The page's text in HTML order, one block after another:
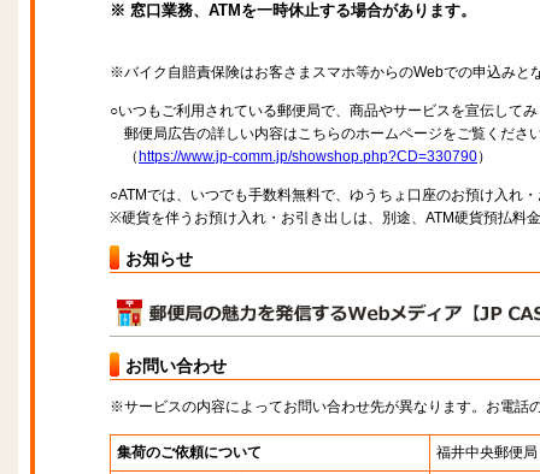
※ 窓口業務、ATMを一時休止する場合があります。
※バイク自賠責保険はお客さまスマホ等からのWebでの申込みと
○いつもご利用されている郵便局で、商品やサービスを宣伝して
郵便局広告の詳しい内容はこちらのホームページをご覧くださ
（ https://www.jp-comm.jp/showshop.php?CD=330790）
○ATMでは、いつでも手数料無料で、ゆうちょ口座のお預け入れ
※硬貨を伴うお預け入れ・お引き出しは、別途、ATM硬貨預払料
お知らせ
お問い合わせ
※サービスの内容によってお問い合わせ先が異なります。お電話
集荷のご依頼について 福井中央郵便局